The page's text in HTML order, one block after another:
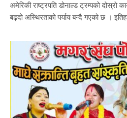
अमेरिकी राष्ट्रपति डोनाल्ड ट्रम्पको दोस्रो
बढ्दो अस्थिरताको पर्याय बन्दै गएको छ ।